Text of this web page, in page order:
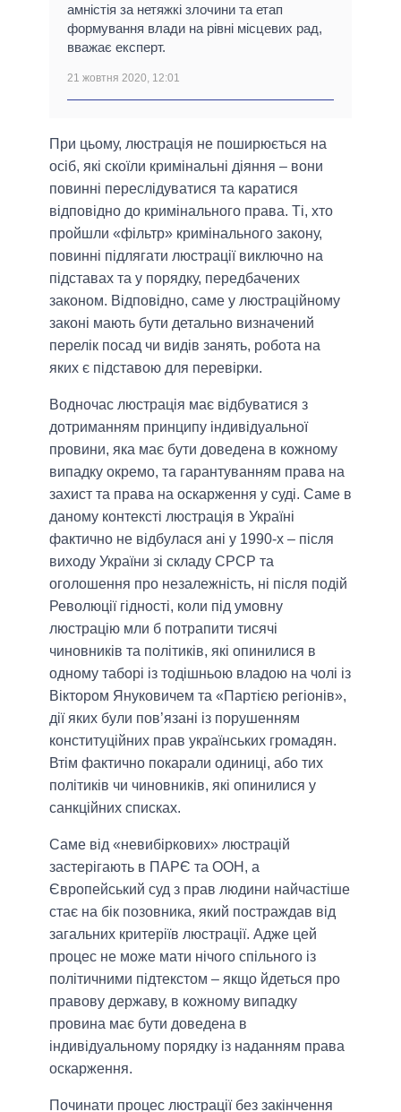
амністія за нетяжкі злочини та етап
формування влади на рівні місцевих рад,
вважає експерт.
21 жовтня 2020, 12:01
При цьому, люстрація не поширюється на
осіб, які скоїли кримінальні діяння – вони
повинні переслідуватися та каратися
відповідно до кримінального права. Ті, хто
пройшли «фільтр» кримінального закону,
повинні підлягати люстрації виключно на
підставах та у порядку, передбачених
законом. Відповідно, саме у люстраційному
законі мають бути детально визначений
перелік посад чи видів занять, робота на
яких є підставою для перевірки.
Водночас люстрація має відбуватися з
дотриманням принципу індивідуальної
провини, яка має бути доведена в кожному
випадку окремо, та гарантуванням права на
захист та права на оскарження у суді. Саме в
даному контексті люстрація в Україні
фактично не відбулася ані у 1990-х – після
виходу України зі складу СРСР та
оголошення про незалежність, ні після подій
Революції гідності, коли під умовну
люстрацію мли б потрапити тисячі
чиновників та політиків, які опинилися в
одному таборі із тодішньою владою на чолі із
Віктором Януковичем та «Партією регіонів»,
дії яких були пов’язані із порушенням
конституційних прав українських громадян.
Втім фактично покарали одиниці, або тих
політиків чи чиновників, які опинилися у
санкційних списках.
Саме від «невибіркових» люстрацій
застерігають в ПАРЄ та ООН, а
Європейський суд з прав людини найчастіше
стає на бік позовника, який постраждав від
загальних критеріїв люстрації. Адже цей
процес не може мати нічого спільного із
політичними підтекстом – якщо йдеться про
правову державу, в кожному випадку
провина має бути доведена в
індивідуальному порядку із наданням права
оскарження.
Починати процес люстрації без закінчення